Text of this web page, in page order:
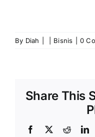
By Diah Bisnis 0
Share This
Facebook
X Reddit